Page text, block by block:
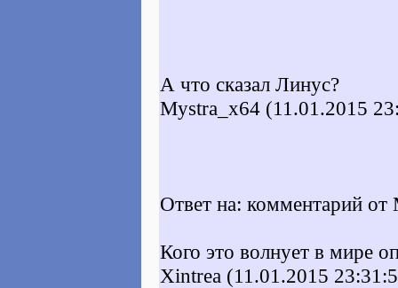
А что сказал Линус?
Mystra_x64 (11.01.2015
Ответ на: комментарий
Кого это волнует в мире
Xintrea (11.01.2015